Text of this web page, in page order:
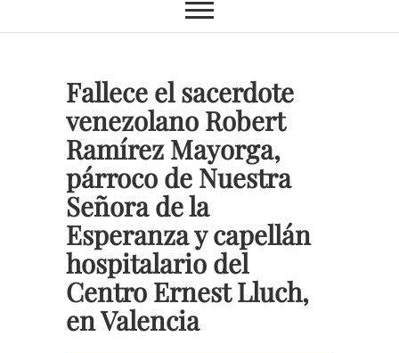
Fallece el sacerdote
venezolano Robert
Ramírez Mayorga,
párroco de Nuestra
Señora de la
Esperanza y capellán
hospitalario del
Centro Ernest Lluch,
en Valencia